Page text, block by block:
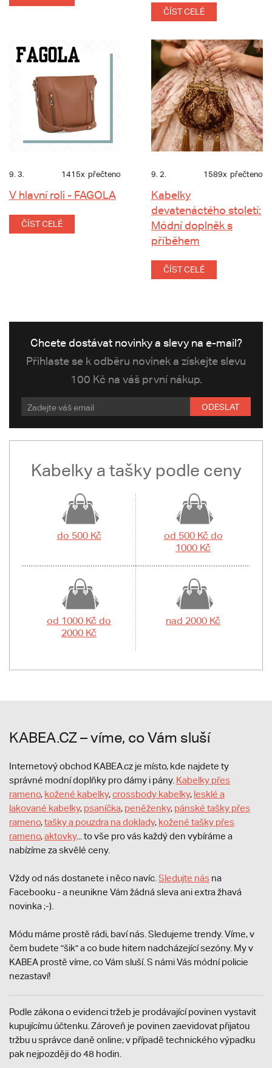
ČÍST CELÉ
9. 3. 1415x přečteno
V hlavní roli - FAGOLA
ČÍST CELÉ
9. 2. 1589x přečteno
Kabelky
devatenáctého století:
Módní doplněk s
příběhem
ČÍST CELÉ
Chcete dostávat novinky a slevy na e-mail?
Přihlaste se k odběru novinek a získejte slevu
100 Kč na váš první nákup.
ODESLAT
Kabelky a tašky podle ceny
do 500 Kč
od 500 Kč do
1000 Kč
od 1000 Kč do
2000 Kč
nad 2000 Kč
KABEA.CZ – víme, co Vám sluší
Internetový obchod KABEA.cz je místo, kde najdete ty
správné modní doplňky pro dámy i pány. Kabelky přes
rameno, kožené kabelky,crossbody kabelky, lesklé a
lakované kabelky, psaníčka, peněženky, pánské tašky přes
rameno,tašky a pouzdra na doklady, kožené tašky přes
rameno,aktovky... to vše pro vás každý den vybíráme a
nabízíme za skvělé ceny.
Vždy od nás dostanete i něco navíc. Sledujte nás na
Facebooku - a neunikne Vám žádná sleva ani extra žhavá
novinka ;-).
Módu máme prostě rádi, baví nás. Sledujeme trendy. Víme, v
čem budete "šik" a co bude hitem nadcházející sezóny. My v
KABEA prostě víme, co Vám sluší. S námi Vás módní policie
nezastaví!
Podle zákona o evidenci tržeb je prodávající povinen vystavit
kupujícímu účtenku. Zároveň je povinen zaevidovat přijatou
tržbu u správce daně online; v případě technického výpadku
pak nejpozději do 48 hodin.